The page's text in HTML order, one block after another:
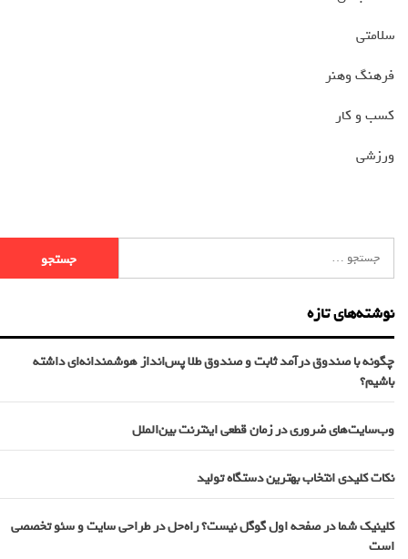
سلامتی
فرهنگ وهنر
کسب و کار
ورزشی
نوشته‌های تازه
چگونه با صندوق درآمد ثابت و صندوق طلا پس‌انداز هوشمندانه‌ای داشته
باشیم؟
وب‌سایت‌های ضروری در زمان قطعی اینترنت بین‌الملل
نکات کلیدی انتخاب بهترین دستگاه تولید
کلینیک شما در صفحه اول گوگل نیست؟ راه‌حل در طراحی سایت و سئو تخصصی
است